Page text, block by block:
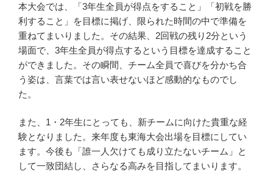
本大会では、「3年生全員が得点をすること」「初戦を勝
利すること」を目標に掲げ、限られた時間の中で準備を
重ねてまいりました。その結果、2回戦の残り2分という
場面で、3年生全員が得点するという目標を達成すること
ができました。その瞬間、チーム全員で喜びを分かち合
う姿は、言葉では言い表せないほど感動的なものでし
た。
また、1・2年生にとっても、新チームに向けた貴重な経
験となりました。来年度も東海大会出場を目標にしてい
ます。今後も「誰一人欠けても成り立たないチーム」と
して一致団結し、さらなる高みを目指してまいります。